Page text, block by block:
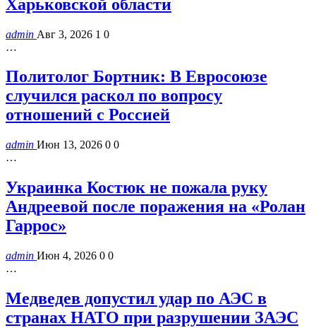
Харьковской области
admin Авг 3, 2026 1 0
…
Политолог Бортник: В Евросоюзе
случился раскол по вопросу
отношений с Россией
admin Июн 13, 2026 0 0
…
Украинка Костюк не пожала руку
Андреевой после поражения на «Ролан
Гаррос»
admin Июн 4, 2026 0 0
…
Медведев допустил удар по АЭС в
странах НАТО при разрушении ЗАЭС